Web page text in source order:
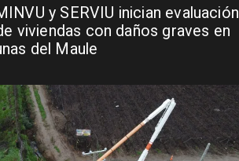
y SERVIU inician evaluación
viviendas con daños graves en
del Maule